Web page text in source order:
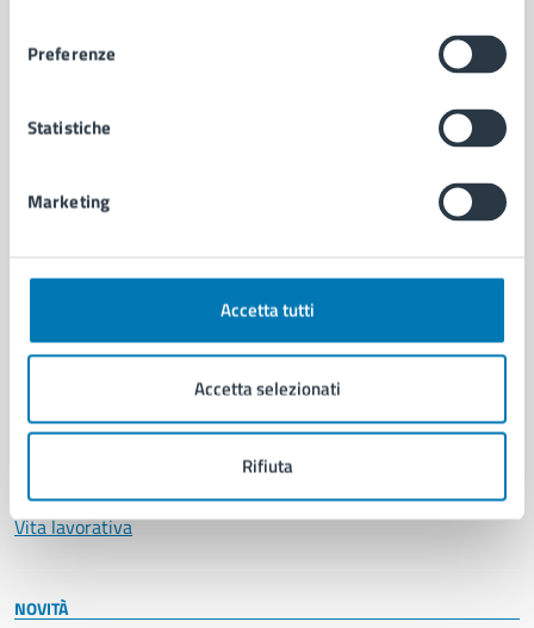
Preferenze
Statistiche
Marketing
Accetta tutti
Accetta selezionati
Rifiuta
Personale amministrativo
Intranet, posta aziendale e protocollo
CATEGORIE DI SERVIZIO
Documenti e certificati
Educazione e formazione
Giustizia e sicurezza pubblica
Imprese e commercio
Salute, benessere e assistenza
Servizi Cimiteriali
Vita lavorativa
NOVITÀ